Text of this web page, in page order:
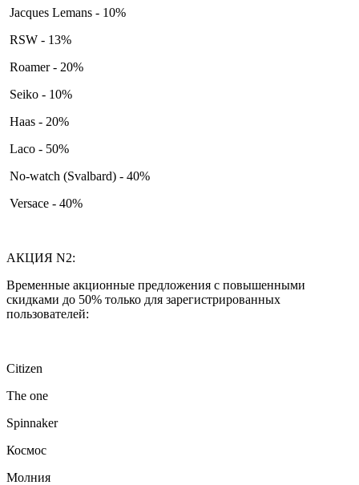
Jacques Lemans - 10%
RSW - 13%
Roamer - 20%
Seiko - 10%
Haas - 20%
Laco - 50%
No-watch (Svalbard) - 40%
Versace - 40%
АКЦИЯ N2:
Временные акционные предложения с повышенными
скидками до 50% только для зарегистрированных
пользователей:
Citizen
The one
Spinnaker
Космос
Молния